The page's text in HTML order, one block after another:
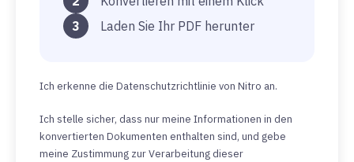
3
Laden Sie Ihr PDF herunter
Ich erkenne die Datenschutzrichtlinie von Nitro an.
Ich stelle sicher, dass nur meine Informationen in den
konvertierten Dokumenten enthalten sind, und gebe
meine Zustimmung zur Verarbeitung dieser